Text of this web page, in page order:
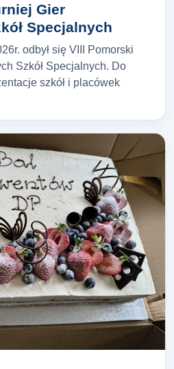
Gier
Specjalnych
odbył się VIII Pomorski
Szkół Specjalnych. Do
szkół i placówek